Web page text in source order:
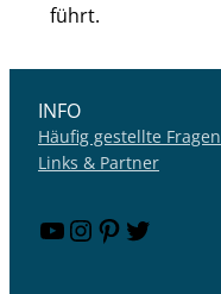
führt.
INFO
Häufig gestellte Fragen
Links & Partner
YouTube
Instagram
Pinterest
Twitter